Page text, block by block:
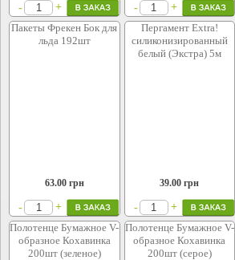
- + - +
Пакеты Фрекен Бок для
льда 192шт
63.00грн
- +
Пергамент Extra!
силиконизированный
белый (Экстра) 5м
39.00 грн
- +
Полотенце Бумажное V-
образное Кохавинка
200шт (зеленое)
Полотенце Бумажное V-
образное Кохавинка
200шт (серое)